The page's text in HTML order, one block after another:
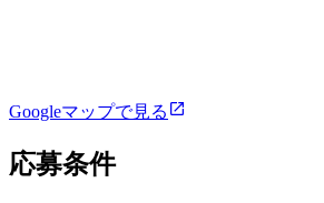
Googleマップで見る
応募条件